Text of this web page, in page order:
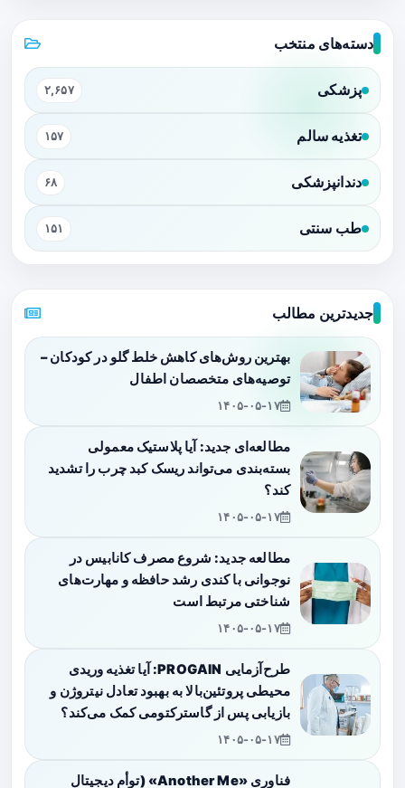
دسته‌های منتخب
پزشکی ۲,۶۵۷
تغذیه سالم ۱۵۷
دندانپزشکی ۶۸
طب سنتی ۱۵۱
جدیدترین مطالب
بهترین روش‌های کاهش خلط گلو در کودکان –
توصیه‌های متخصصان اطفال
۱۴۰۵-۰۵-۱۷
مطالعه‌ای جدید: آیا پلاستیک معمولی
بسته‌بندی می‌تواند ریسک کبد چرب را تشدید
کند؟
۱۴۰۵-۰۵-۱۷
مطالعه جدید: شروع مصرف کانابیس در
نوجوانی با کندی رشد حافظه و مهارت‌های
شناختی مرتبط است
۱۴۰۵-۰۵-۱۷
طرح‌آزمایی PROGAIN: آیا تغذیه وریدی
محیطی پروتئین‌بالا به بهبود تعادل نیتروژن و
بازیابی پس از گاسترکتومی کمک می‌کند؟
۱۴۰۵-۰۵-۱۷
فناوری «Another Me» (توأم دیجیتال